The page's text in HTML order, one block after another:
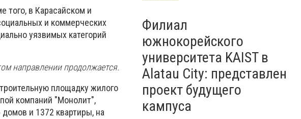
того, в Карасайском и
и коммерческих
уязвимых категорий
направлении продолжается.
площадку жилого
компаний "Монолит",
и 1372 квартиры, на
Филиал
южнокорейского
университета KAIST в
Alatau City: представлен
проект будущего
кампуса